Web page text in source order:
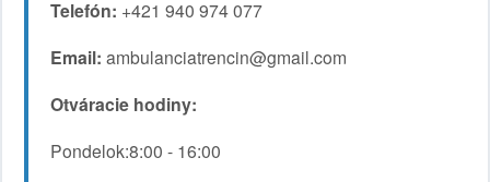
Telefón: +421 940 974 077
Email: ambulanciatrencin@gmail.com
Otváracie hodiny:
Pondelok:8:00 - 16:00